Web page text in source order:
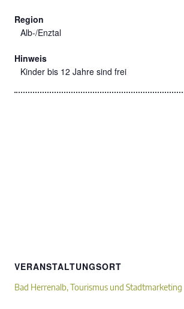
Region
Alb-/Enztal
Hinweis
Kinder bis 12 Jahre sind frei
VERANSTALTUNGSORT
Bad Herrenalb, Tourismus und Stadtmarketing